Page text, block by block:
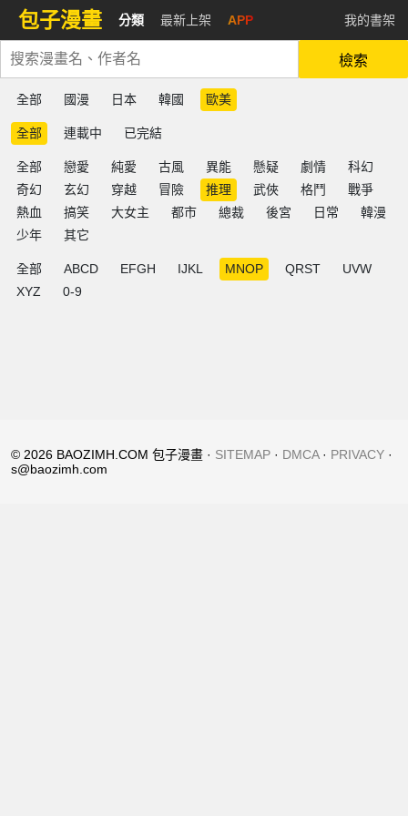
包子漫畫 分類 最新上架 APP 我的書架
檢索
全部 國漫 日本 韓國 歐美
全部 連載中 已完結
全部 戀愛 純愛 古風 異能 懸疑 劇情
科幻
奇幻
玄幻 穿越 冒險 推理 武俠 格鬥
戰爭
熱血
搞笑 大女主 都市 總裁 後宮 日常
韓漫
少年
其它
全部 ABCD EFGH IJKL MNOP QRST
UVW
XYZ
0-9
© 2026 BAOZIMH.COM 包子漫畫 · SITEMAP · DMCA· PRIVACY ·
s@baozimh.com